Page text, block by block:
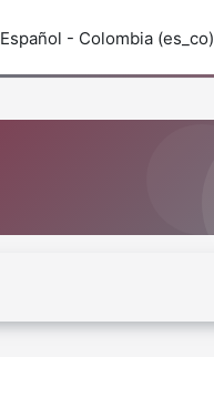
Español - Colombia ‎(es_co)‎